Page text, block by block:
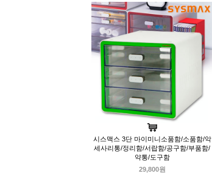
시스맥스 3단 마이미니소품함/소품함/악
세사리통/정리함/서랍함/공구함/부품함/
약통/도구함
29,800원